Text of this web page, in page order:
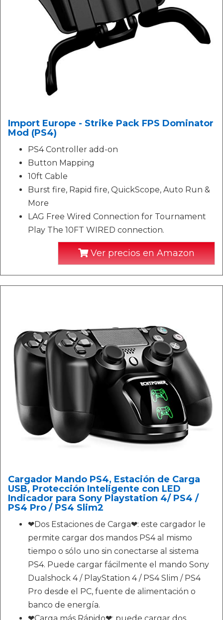
Import Europe - Strike Pack FPS Dominator
Mod (PS4)
PS4 Controller add-on
Button Mapping
10ft Cable
Burst fire, Rapid fire, QuickScope, Auto Run &
More
LAG Free Wired Connection for Tournament
Play The 10FT WIRED connection.
Ver precios en Amazon
Cargador Mando PS4, Estación de Carga
USB, Protección Inteligente con LED
Indicador para Sony Playstation 4/ PS4 /
PS4 Pro / PS4 Slim2
❤Dos Estaciones de Carga❤: este cargador le
permite cargar dos mandos PS4 al mismo
tiempo o sólo uno sin conectarse al sistema
PS4. Puede cargar fácilmente el mando Sony
Dualshock 4 / PlayStation 4 / PS4 Slim / PS4
Pro desde el PC, fuente de alimentación o
banco de energía.